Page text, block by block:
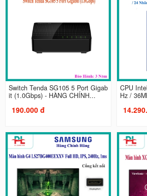
Switch Tenda SG105 5 Port Gigab
it (1.0Gbps) - HÀNG CHÍNH...
190.000 đ
CPU
Hz /